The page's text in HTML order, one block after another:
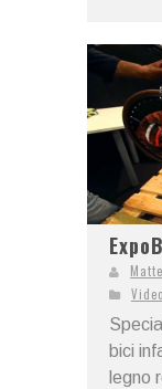
Video
bici
legno